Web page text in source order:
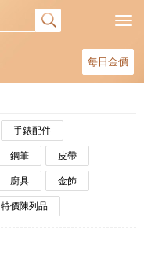
每日金價
手錶配件
鋼筆 皮帶
廚具 金飾
特價陳列品